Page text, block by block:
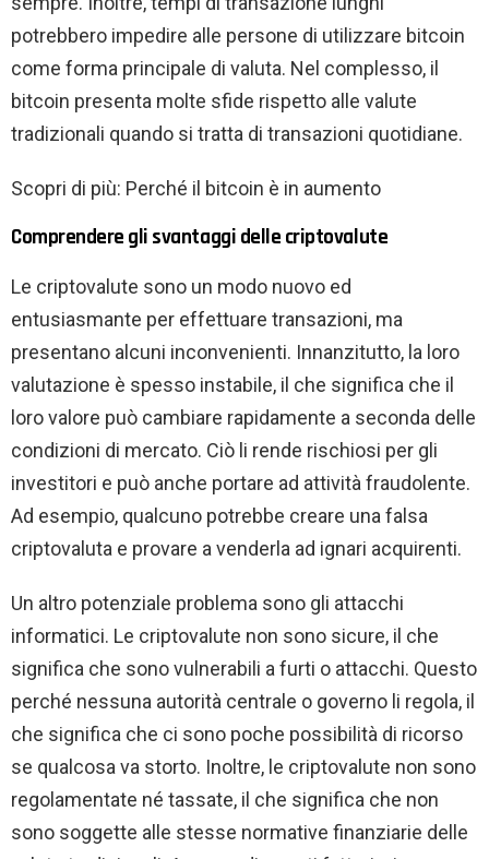
potrebbero impedire alle persone di utilizzare bitcoin
come forma principale di valuta. Nel complesso, il
bitcoin presenta molte sfide rispetto alle valute
tradizionali quando si tratta di transazioni quotidiane.
Scopri di più: Perché il bitcoin è in aumento
Comprendere gli svantaggi delle criptovalute
Le criptovalute sono un modo nuovo ed
entusiasmante per effettuare transazioni, ma
presentano alcuni inconvenienti. Innanzitutto, la loro
valutazione è spesso instabile, il che significa che il
loro valore può cambiare rapidamente a seconda delle
condizioni di mercato. Ciò li rende rischiosi per gli
investitori e può anche portare ad attività fraudolente.
Ad esempio, qualcuno potrebbe creare una falsa
criptovaluta e provare a venderla ad ignari acquirenti.
Un altro potenziale problema sono gli attacchi
informatici. Le criptovalute non sono sicure, il che
significa che sono vulnerabili a furti o attacchi. Questo
perché nessuna autorità centrale o governo li regola, il
che significa che ci sono poche possibilità di ricorso
se qualcosa va storto. Inoltre, le criptovalute non sono
regolamentate né tassate, il che significa che non
sono soggette alle stesse normative finanziarie delle